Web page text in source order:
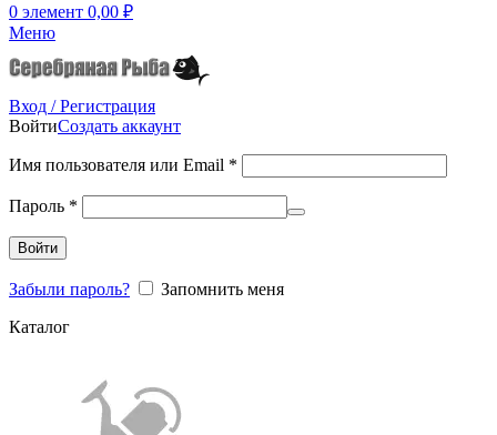
0 элемент 0,00 ₽
Меню
Вход / Регистрация
ВойтиСоздать аккаунт
Имя пользователя или Email *
Пароль *
Войти
Забыли пароль?
Запомнить меня
Каталог